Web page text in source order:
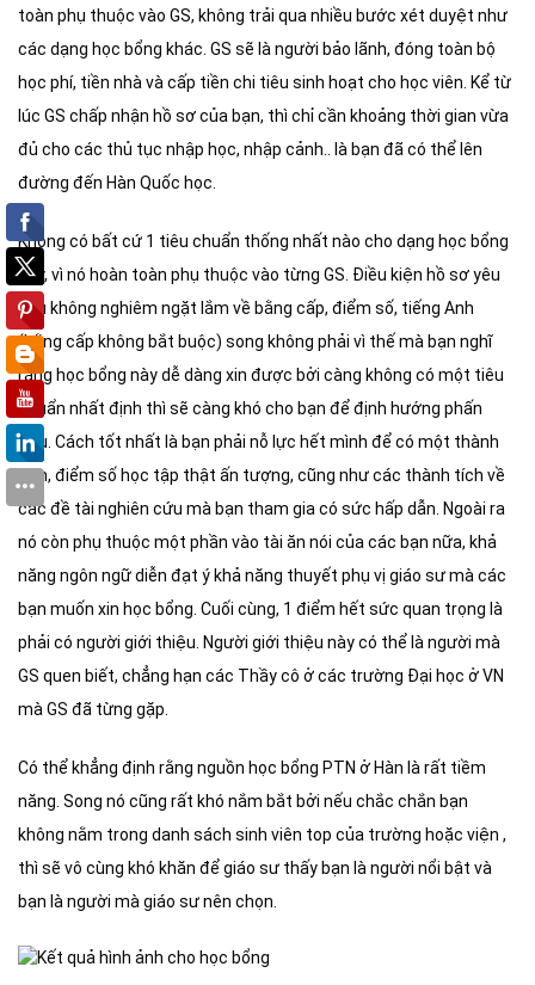
toàn phụ thuộc vào GS, không trải qua nhiều bước xét duyệt như
các dạng học bổng khác. GS sẽ là người bảo lãnh, đóng toàn bộ
học phí, tiền nhà và cấp tiền chi tiêu sinh hoạt cho học viên. Kể từ
lúc GS chấp nhận hồ sơ của bạn, thì chỉ cần khoảng thời gian vừa
đủ cho các thủ tục nhập học, nhập cảnh.. là bạn đã có thể lên
đường đến Hàn Quốc học.
Không có bất cứ 1 tiêu chuẩn thống nhất nào cho dạng học bổng
này, vì nó hoàn toàn phụ thuộc vào từng GS. Điều kiện hồ sơ yêu
cầu không nghiêm ngặt lắm về bằng cấp, điểm số, tiếng Anh
(bằng cấp không bắt buộc) song không phải vì thế mà bạn nghĩ
rằng học bổng này dễ dàng xin được bởi càng không có một tiêu
chuẩn nhất định thì sẽ càng khó cho bạn để định hướng phấn
đấu. Cách tốt nhất là bạn phải nỗ lực hết mình để có một thành
tích, điểm số học tập thật ấn tượng, cũng như các thành tích về
các đề tài nghiên cứu mà bạn tham gia có sức hấp dẫn. Ngoài ra
nó còn phụ thuộc một phần vào tài ăn nói của các bạn nữa, khả
năng ngôn ngữ diễn đạt ý khả năng thuyết phụ vị giáo sư mà các
bạn muốn xin học bổng. Cuối cùng, 1 điểm hết sức quan trọng là
phải có người giới thiệu. Người giới thiệu này có thể là người mà
GS quen biết, chẳng hạn các Thầy cô ở các trường Đại học ở VN
mà GS đã từng gặp.
Có thể khẳng định rằng nguồn học bổng PTN ở Hàn là rất tiềm
năng. Song nó cũng rất khó nắm bắt bởi nếu chắc chắn bạn
không nằm trong danh sách sinh viên top của trường hoặc viện ,
thì sẽ vô cùng khó khăn để giáo sư thấy bạn là người nổi bật và
bạn là người mà giáo sư nên chọn.